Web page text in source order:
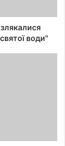
води"